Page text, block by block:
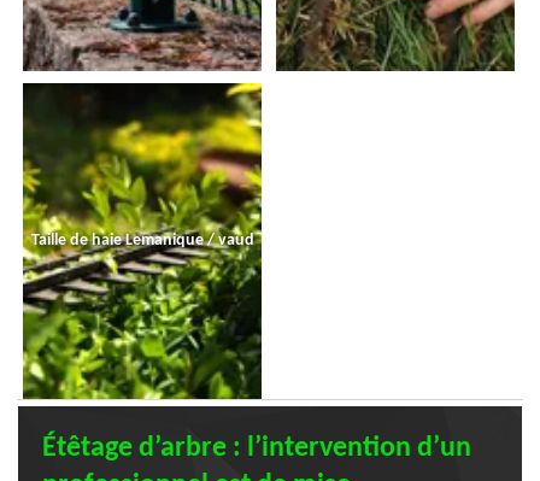
Taille de haie Lemanique / vaud
Étêtage d’arbre : l’intervention d’un